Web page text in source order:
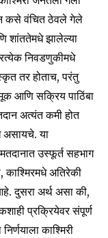
कसे वंचित ठेवले गेले
शांततेमधे झालेल्या
निवडणुकीमधे
तर होताच, परंतु
मूक आणि सक्रिय पाठिंबा
अत्यंत कमी होत
या
उस्फूर्त सहभाग
काश्मिरमधे अतिरेकी
दुसरा अर्थ असा की,
प्रक्रियेवर संपूर्ण
काश्मिरी